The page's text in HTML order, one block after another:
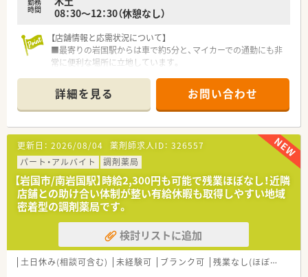
時間
08：30～12：30（休憩なし）
【店舗情報と応需状況について】
■最寄りの岩国駅からは車で約5分と、マイカーでの通勤にも非
常に便利な場所に立地しています。
り、1日平均40枚程度に対応します。
■管理薬剤師1名とパート薬剤師1名、正社員事務2名の体制で、
協力して業務に取り組んでいます。
【募集背景と求める人物像について】
■欠員補充のための急募案件であり、管理薬剤師として即戦力と
なってくれる方を求めています。
■会社の理念を理解し、真面目に業務に取り組みながら、店舗運
営に貢献できる方を歓迎します。
■柔軟な考え方を持ち、ドクターや患者様の要望に対して誠実に
応えられる方を求めています。
【法人特徴について】
■広島県と山口県を中心に30店舗以上を展開し、地域に密着し
た医療サービスを提供しています。
詳細を見る お問い合わせ
更新日： 2026/08/04 薬剤師求人ID： 326557
パート・アルバイト
調剤薬局
【岩国市/南岩国駅】時給2,300円も可能で残業ほぼなし！近隣
店舗との助け合い体制が整い有給休暇も取得しやすい地域
密着型の調剤薬局です。
検討リストに追加
土日休み(相談可含む) 未経験可 ブランク可 残業なし(ほぼなし含む)